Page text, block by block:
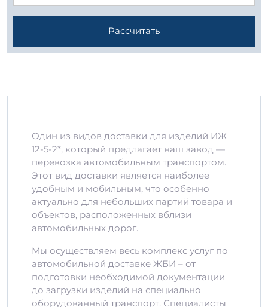
Рассчитать
Один из видов доставки для изделий ИЖ
12-5-2*, который предлагает наш завод —
перевозка автомобильным транспортом.
Этот вид доставки является наиболее
удобным и мобильным, что особенно
актуально для небольших партий товара и
объектов, расположенных вблизи
автомобильных дорог.
Мы осуществляем весь комплекс услуг по
автомобильной доставке ЖБИ – от
подготовки необходимой документации
до загрузки изделий на специально
оборудованный транспорт. Специалисты